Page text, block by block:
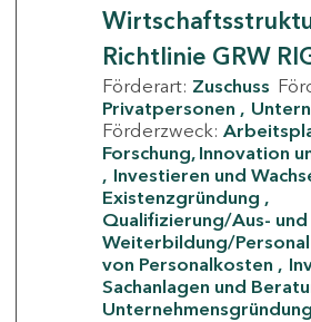
Richtlinie GRW
Förderart: Zuschuss
Privatpersonen
Förderzweck:
Forschung, Innovation
Investieren und
Existenzgründung
Qualifizierung/Aus- und
Weiterbildung/Personal
von Personalkosten
Sachanlagen und
Unternehmensgründung